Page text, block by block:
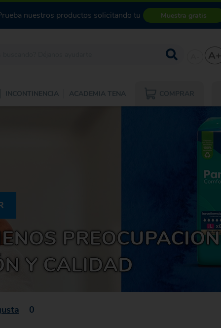
nuestros productos solicitando tu Muestra gratis
A+
INCONTINENCIA ACADEMIA TENA COMPRAR
Y CALIDAD
0